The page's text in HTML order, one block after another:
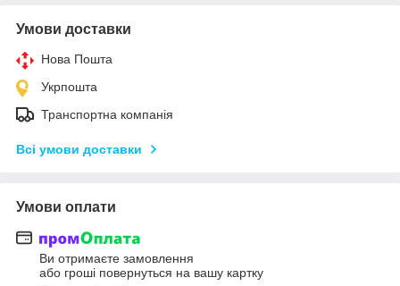
Умови доставки
Нова Пошта
Укрпошта
Транспортна компанія
Всі умови доставки
Умови оплати
Ви отримаєте замовлення
або гроші повернуться на вашу картку